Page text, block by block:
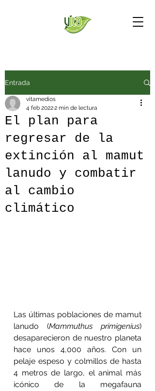
Entrada
El plan para
regresar de la
extinción al mamut
lanudo y combatir
al cambio
climático
vitamedios
4 feb 20222 min de lectura
Las últimas poblaciones de mamut
lanudo (Mammuthus primigenius)
desaparecieron de nuestro planeta
hace unos 4,000 años. Con un
pelaje espeso y colmillos de hasta
4 metros de largo, el animal más
icónico de la megafauna